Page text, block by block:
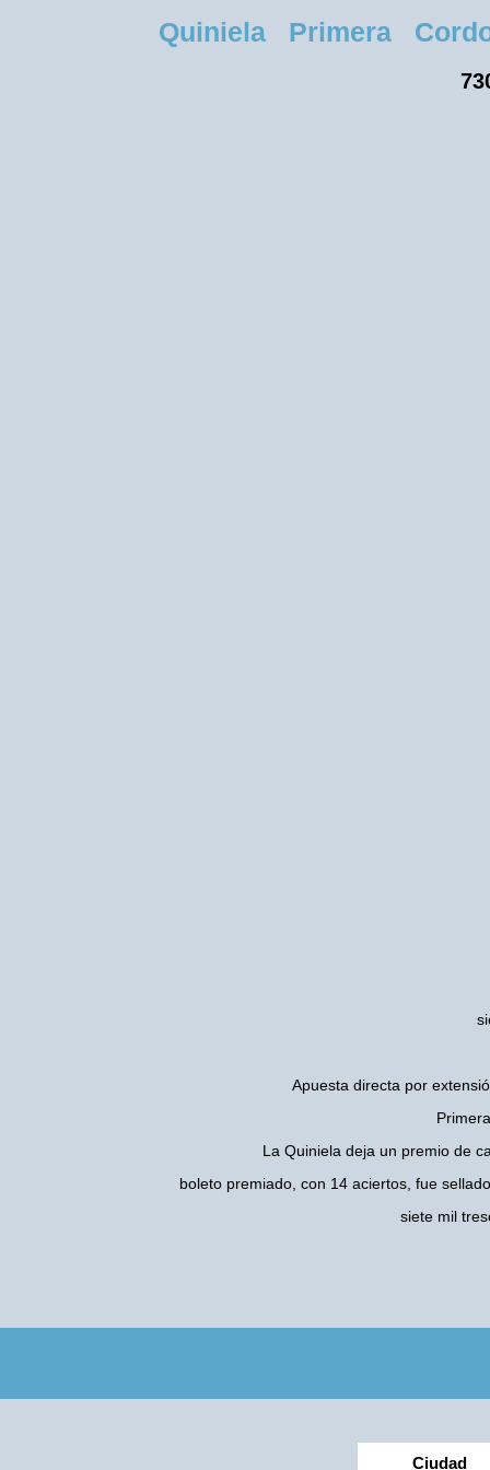
Quiniela Primera
Apuesta directa por
La Quiniela deja un premio de
boleto premiado, con 14 aciertos, fue
siete mil
Ciudad